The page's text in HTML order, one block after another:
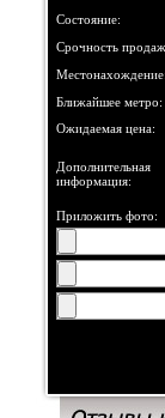
Состояние:
Срочность
Местонахождение:
Ближайшее метро:
Ожидаемая цена:
Дополнительная
информация:
Приложить фото: